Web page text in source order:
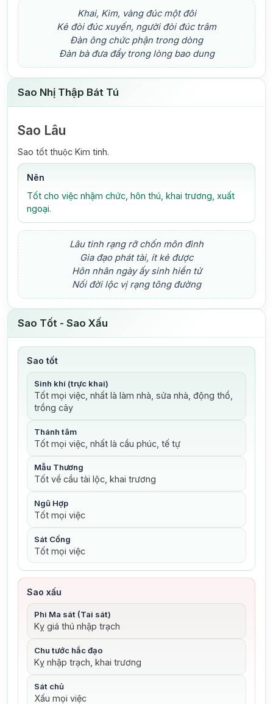
Khai, Kim, vàng đúc một đôi
Kẻ đòi đúc xuyến, người đòi đúc trâm
Đàn ông chức phận trong dòng
Đàn bà đưa đẩy trong lòng bao dung
Sao Nhị Thập Bát Tú
Sao Lâu
Sao tốt thuộc Kim tinh.
Nên
Tốt cho việc nhậm chức, hôn thú, khai trương, xuất
ngoại.
Lâu tinh rạng rỡ chốn môn đình
Gia đạo phát tài, ít kẻ được
Hôn nhân ngày ấy sinh hiền tử
Nối đời lộc vị rạng tông đường
Sao Tốt - Sao Xấu
Sao tốt
Sinh khí (trực khai)
Tốt mọi việc, nhất là làm nhà, sửa nhà, động thổ,
trồng cây
Thánh tâm
Tốt mọi việc, nhất là cầu phúc, tế tự
Mẫu Thương
Tốt về cầu tài lộc, khai trương
Ngũ Hợp
Tốt mọi việc
Sát Cống
Tốt mọi việc
Sao xấu
Phi Ma sát (Tai sát)
Kỵ giá thú nhập trạch
Chu tước hắc đạo
Kỵ nhập trạch, khai trương
Sát chủ
Xấu mọi việc